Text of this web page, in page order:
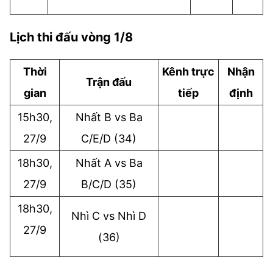
Lịch thi đấu vòng 1/8
Thời
gian
Trận đấu
Kênh trực
tiếp
Nhận
định
15h30,
27/9
Nhất B vs Ba
C/E/D (34)
18h30,
27/9
Nhất A vs Ba
B/C/D (35)
18h30,
27/9
Nhì C vs Nhì D
(36)